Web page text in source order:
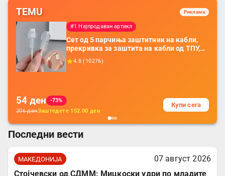
TEMU Реклама
#1 Најпродаван артикл
Сет од 5 парчиња заштитник на кабли,
прекривка за заштита на кабли од ТПУ,
додатоци за заштита на кабли, без
батерија, за мобилни телефони, комплет
4.8 ( 10276)
54 ден
-73%
206денЗаштедете 152.00 ден
Купи сега
Последни вести
МАКЕДОНИЈА
07 август 2026
Стојчевски од СДММ: Мицкоски удри по младите